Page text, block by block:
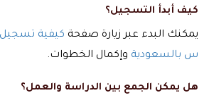
كيف أبدأ التسجيل؟
يمكنك البدء عبر زيارة صفحة كيفية
س بالسعودية وإكمال الخطوات.
هل يمكن الجمع بين الدراسة والعمل؟